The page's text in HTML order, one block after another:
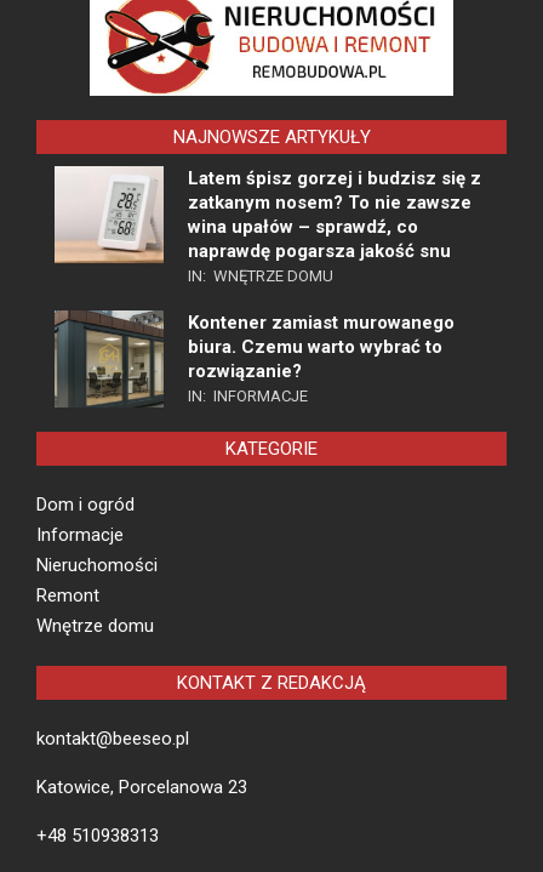
NAJNOWSZE ARTYKUŁY
Latem śpisz gorzej i budzisz się z
zatkanym nosem? To nie zawsze
wina upałów – sprawdź, co
naprawdę pogarsza jakość snu
IN: WNĘTRZE DOMU
Kontener zamiast murowanego
biura. Czemu warto wybrać to
rozwiązanie?
IN: INFORMACJE
KATEGORIE
Dom i ogród
Informacje
Nieruchomości
Remont
Wnętrze domu
KONTAKT Z REDAKCJĄ
kontakt@beeseo.pl
Katowice, Porcelanowa 23
+48 510938313